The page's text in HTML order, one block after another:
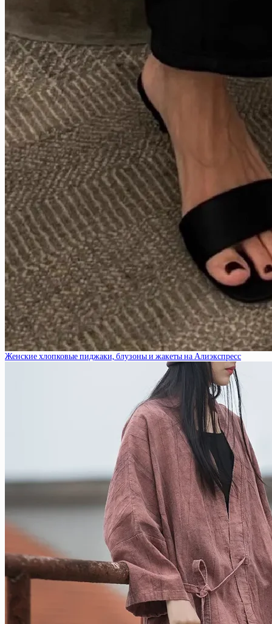
Женские хлопковые пиджаки, блузоны и жакеты на Алиэкспресс